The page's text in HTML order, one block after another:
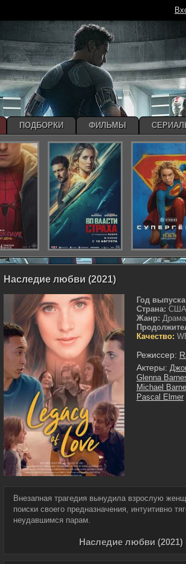
Наследие любви (2021)
Год
Страна: США
Жанр:
Качество:
Режиссер:
Актеры:
Glenna
Michael
Pascal Elmer
Внезапная трагедия вынудила взрослую
поиски своего предназначения, интуитивно
неудавшимся парам.
Наследие любви (2021)
ПОДБОРКИ ФИЛЬМЫ